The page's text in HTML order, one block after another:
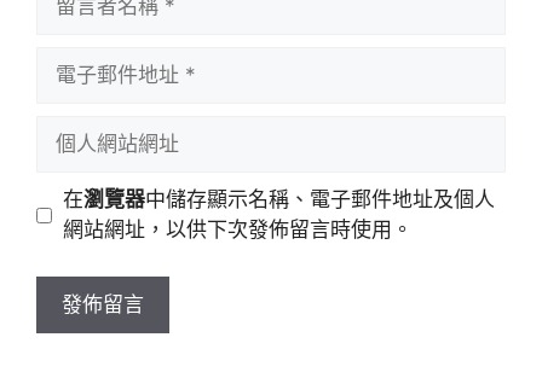
址
站
址
在瀏覽器中儲存顯示名稱、電子郵件地址及個人
網站網址，以供下次發佈留言時使用。